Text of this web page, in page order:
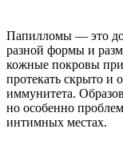
Папилломы — это
разной формы и
кожные покровы
протекать скрыто и
иммунитета.
но особенно
интимных местах.